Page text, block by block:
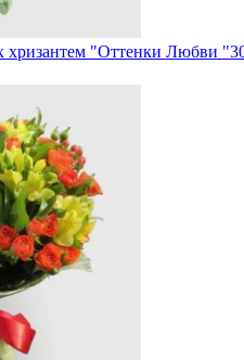
хризантем "Оттенки Любви "